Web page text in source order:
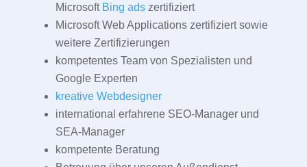
Microsoft Bing adszertifiziert
Microsoft Web Applications zertifiziert sowie
weitere Zertifizierungen
kompetentes Team von Spezialisten und
Google Experten
kreative Webdesigner
international erfahrene SEO-Manager und
SEA-Manager
kompetente Beratung